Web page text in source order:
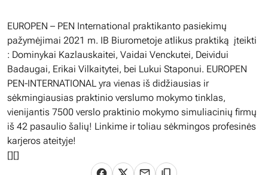
EUROPEN – PEN International praktikanto pasiekimų
pažymėjimai 2021 m. IB Biurometoje atlikus praktiką įteikti
: Dominykai Kazlauskaitei, Vaidai Venckutei, Deividui
Badaugai, Erikai Vilkaitytei, bei Lukui Staponui. EUROPEN
PEN-INTERNATIONAL yra vienas iš didžiausias ir
sėkmingiausias praktinio verslumo mokymo tinklas,
vienijantis 7500 verslo praktinio mokymo simuliacinių firmų
iš 42 pasaulio šalių! Linkime ir toliau sėkmingos profesinės
karjeros ateityje!
[][]